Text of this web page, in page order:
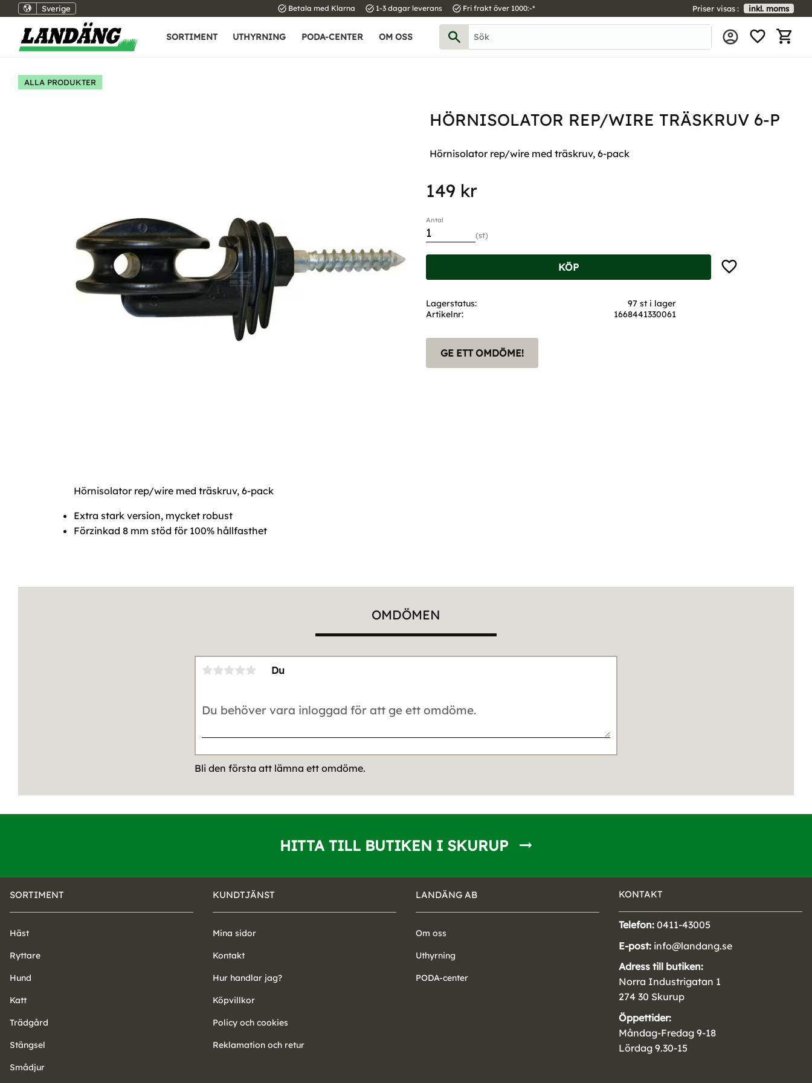
Sverige task_alt Betala med Klarna task_alt 1-3 dagar leverans task_alt Fri frakt över 1000:-* Priser visas inkl. moms
SORTIMENT UTHYRNING PODA-CENTER OM OSS
ALLA PRODUKTER
HÖRNISOLATOR REP/WIRE TRÄSKRUV 6-P
Hörnisolator rep/wire med träskruv, 6-pack
149 kr
Antal
st
KÖP Lägg till i favoriter
Lagerstatus
97 st i lager
Artikelnr
1668441330061
GE ETT OMDÖME!
Hörnisolator rep/wire med träskruv, 6-pack
Extra stark version, mycket robust
Förzinkad 8 mm stöd för 100% hållfasthet
OMDÖMEN
Du
Bli den första att lämna ett omdöme.
HITTA TILL BUTIKEN I SKURUP
SORTIMENT
Häst
Ryttare
Hund
Katt
Trädgård
Stängsel
Smådjur
KUNDTJÄNST
Mina sidor
Kontakt
Hur handlar jag?
Köpvillkor
Policy och cookies
Reklamation och retur
LANDÄNG AB
Om oss
Uthyrning
PODA-center
KONTAKT
Telefon: 0411-43005
E-post: info@landang.se
Adress till butiken:
Norra Industrigatan 1
274 30 Skurup
Öppettider:
Måndag-Fredag 9-18
Lördag 9.30-15